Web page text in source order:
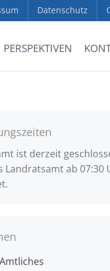
Datenschutz
PERSPEKTIVEN
ist derzeit
Landratsamt ab 07:30